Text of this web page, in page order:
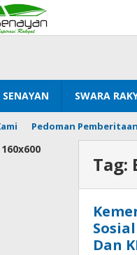
SWARA
Pedoman Pemberitaan
Tag:
Dan